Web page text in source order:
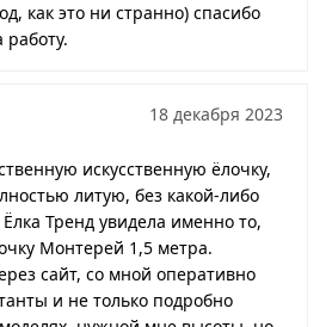
как это ни странно) спасибо
18 декабря 2023
искусственную ёлочку,
литую, без какой-либо
Тренд увидела именно то,
Монтерей 1,5 метра.
сайт, со мной оперативно
и не только подробно